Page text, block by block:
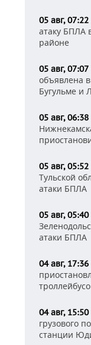
05 авг, 07:22
атаку БПЛА
районе
05 авг, 07:07
объявлена
Бугульме и
05 авг, 06:38
05 авг, 05:52
Тульской
атаки БПЛА
05 авг, 05:40
атаки БПЛА
04 авг, 17:36
04 авг, 15:50
грузового
станции